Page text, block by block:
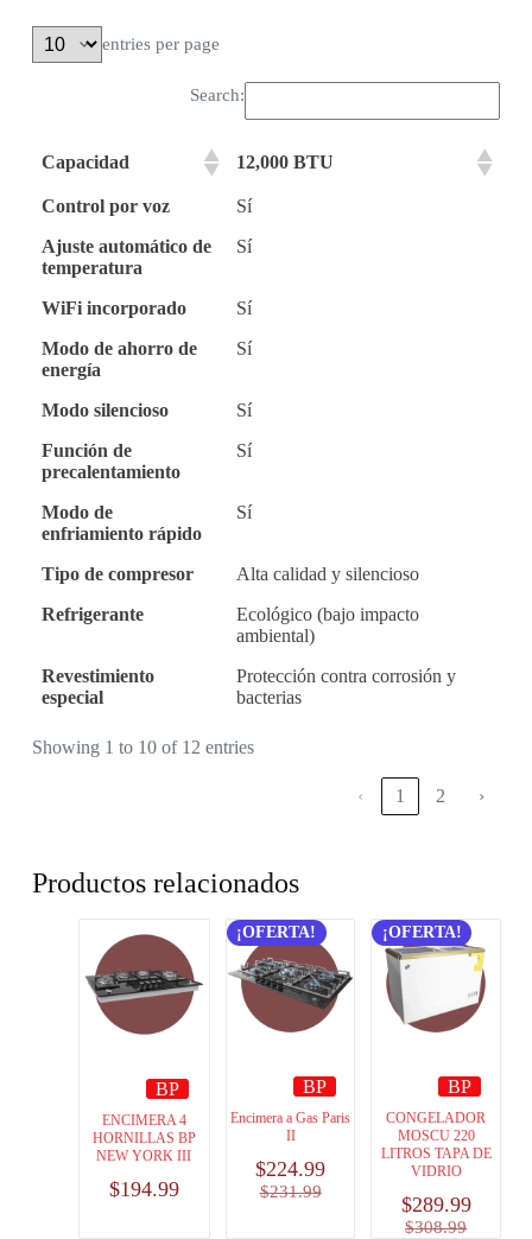
entries per page
Search:
Capacidad 12,000 BTU
Control por voz
Sí
Ajuste automático de
temperatura
Sí
WiFi incorporado
Sí
Modo de ahorro de
energía
Sí
Modo silencioso
Sí
Función de
precalentamiento
Sí
Modo de
enfriamiento rápido
Sí
Tipo de compresor
Alta calidad y silencioso
Refrigerante
Ecológico (bajo impacto
ambiental)
Revestimiento
especial
Protección contra corrosión y
bacterias
Showing 1 to 10 of 12 entries
‹ 1 2 ›
Productos relacionados
BP
ENCIMERA 4
HORNILLAS BP
NEW YORK III
$194.99
¡OFERTA!
BP
Encimera a Gas Paris
II
$231.99
$224.99
¡OFERTA!
BP
CONGELADOR
MOSCU 220
LITROS TAPA DE
VIDRIO
$308.99
$289.99